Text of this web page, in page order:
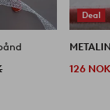
Deal
126